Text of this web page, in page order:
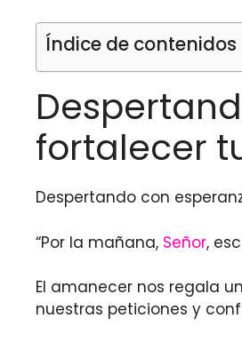
Índice de contenidos
fortalecer
Despertando con
“Por la mañana, Señor,
El amanecer nos regala
nuestras peticiones y